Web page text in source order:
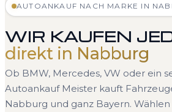
AUTOANKAUF NACH MARKE IN
WIR KAUFEN
direkt in Nabburg
Ob BMW, Mercedes, VW oder ein
Autoankauf Meister kauft
Nabburg und ganz Bayern.